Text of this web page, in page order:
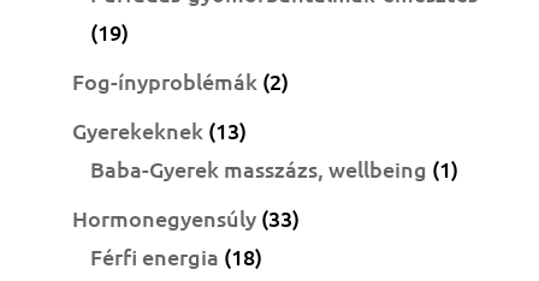
1919
termék
Fog-ínyproblémák 22
Gyerekeknek 1313
termék
Baba-Gyerek masszázs, wellbeing 11
Hormonegyensúly 3333
Férfi energia 1818